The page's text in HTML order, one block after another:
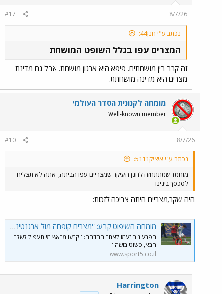
8/7/26
#17
נכתב ע"י חנן44:
המצרים עפו בגלל השופט המושחת
זה קרב בין מושחתים. פיפא היא ארגון מושחת. אבל גם מדינת
מצרים היא מדינה מושחתת.
מומחה לקנונית הסדר העולמי
Well-known member
8/7/26
#10
נכתב ע"י איציק5111:
מוחמד שמתתחזה לחנן העיקר שמצריים עפו הביתה, ואתה לא תצליח
לסכסך בינינו
היה שקר,מצריים היתה צריכה לזכות:
מומחה השיפוט קבע: ''מצרים קופחה מול ארגנטינה'' - ערוץ הספורט
הפרעונים זעמו לאחר ההדחה: ''קבעו מראש מי תעפיל לשלב
הבא, פשוט בושה''
www.sport5.co.il
Harrington